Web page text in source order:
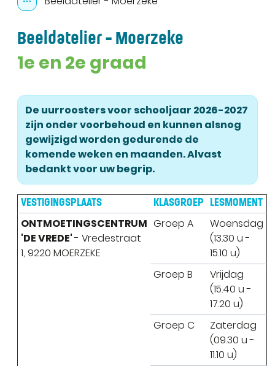
Toon alle broodkruimel items
Beeldatelier - Moerzeke
1e en 2e graad
De uurroosters voor schooljaar 2026-2027
zijn onder voorbehoud en kunnen alsnog
gewijzigd worden gedurende de
komende weken en maanden. Alvast
bedankt voor uw begrip.
VESTIGINGSPLAATS KLASGROEP LESMOMENT
ONTMOETINGSCENTRUM
'DE VREDE'- Vredestraat
1, 9220 MOERZEKE
Groep A
Woensdag
(13.30 u -
15.10 u)
Groep B
Vrijdag
(15.40 u -
17.20 u)
Groep C
Zaterdag
(09.30 u -
11.10 u)